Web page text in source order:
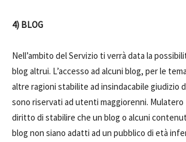
4) BLOG
Nell’ambito del Servizio ti verrà data la
blog altrui. L’accesso ad alcuni blog, per le
altre ragioni stabilite ad insindacabile giudizio
sono riservati ad utenti maggiorenni. Mulatero
diritto di stabilire che un blog o alcuni
blog non siano adatti ad un pubblico di età